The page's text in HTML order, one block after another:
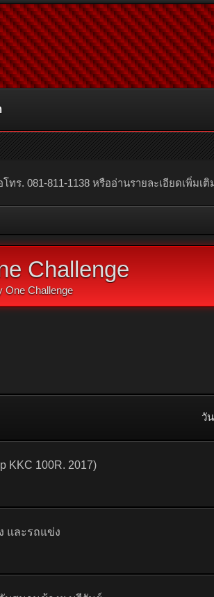
โทร. 081-811-1138 หรืออ่านรายละเอียดเพิ่มเ
Challenge
One Challenge
วั
KKC 100R. 2017)
และรถแข่ง